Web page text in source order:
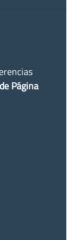
Página